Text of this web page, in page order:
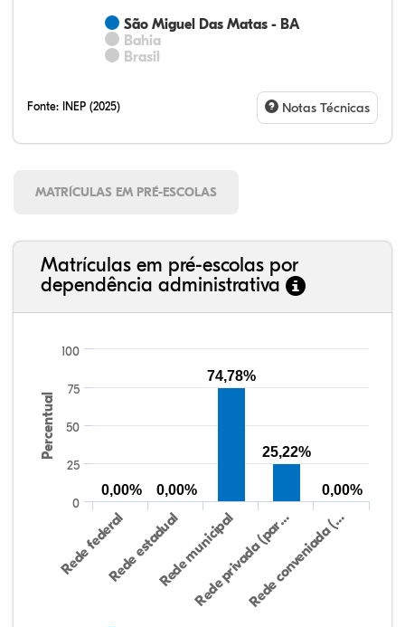
São Miguel Das Matas - BA
Bahia
Brasil
Fonte: INEP (2025) Notas Técnicas
MATRÍCULAS EM PRÉ-ESCOLAS
Matrículas em pré-escolas por
dependência administrativa
Percentual
Rede federalRede estadualRede municipal
Rede privada (par…Rede conveniada (…
0
25
50
75
100
0,00% 0,00%
74,78%
25,22%
0,00%